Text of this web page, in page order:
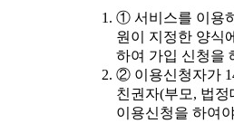
① 서비스를 이용
원이 지정한 양식
하여 가입 신청을
② 이용신청자가
친권자(부모, 법정
이용신청을 하여